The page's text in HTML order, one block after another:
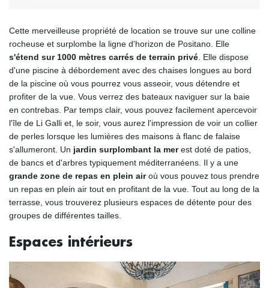
Cette merveilleuse propriété de location se trouve sur une colline
rocheuse et surplombe la ligne d'horizon de Positano. Elle
s'étend sur 1000 mètres carrés de terrain privé . Elle dispose
d'une piscine à débordement avec des chaises longues au bord
de la piscine où vous pourrez vous asseoir, vous détendre et
profiter de la vue. Vous verrez des bateaux naviguer sur la baie
en contrebas. Par temps clair, vous pouvez facilement apercevoir
l'île de Li Galli et, le soir, vous aurez l'impression de voir un collier
de perles lorsque les lumières des maisons à flanc de falaise
s'allumeront. Un jardin surplombant la merest doté de patios,
de bancs et d'arbres typiquement méditerranéens. Il y a une
grande zone de repas en plein airoù vous pouvez tous prendre
un repas en plein air tout en profitant de la vue. Tout au long de la
terrasse, vous trouverez plusieurs espaces de détente pour des
groupes de différentes tailles.
Espaces intérieurs